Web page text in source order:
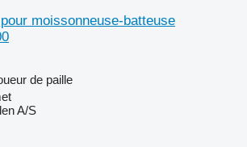
moissonneuse-batteuse
de paille
A/S